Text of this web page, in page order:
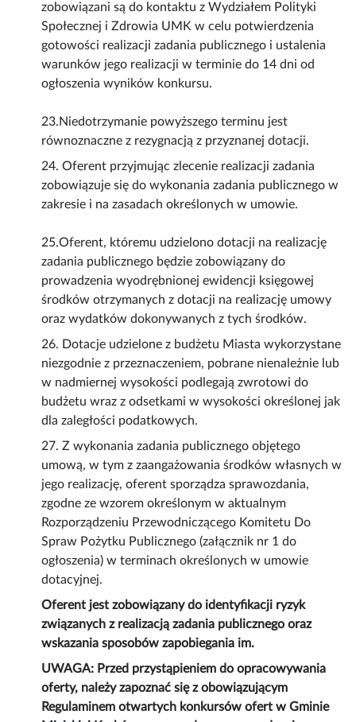
zobowiązani są do kontaktu z Wydziałem Polityki
Społecznej i Zdrowia UMK w celu potwierdzenia
gotowości realizacji zadania publicznego i ustalenia
warunków jego realizacji w terminie do 14 dni od
ogłoszenia wyników konkursu.
23.Niedotrzymanie powyższego terminu jest
równoznaczne z rezygnacją z przyznanej dotacji.
24. Oferent przyjmując zlecenie realizacji zadania
zobowiązuje się do wykonania zadania publicznego w
zakresie i na zasadach określonych w umowie.
25.Oferent, któremu udzielono dotacji na realizację
zadania publicznego będzie zobowiązany do
prowadzenia wyodrębnionej ewidencji księgowej
środków otrzymanych z dotacji na realizację umowy
oraz wydatków dokonywanych z tych środków.
26. Dotacje udzielone z budżetu Miasta wykorzystane
niezgodnie z przeznaczeniem, pobrane nienależnie lub
w nadmiernej wysokości podlegają zwrotowi do
budżetu wraz z odsetkami w wysokości określonej jak
dla zaległości podatkowych.
27. Z wykonania zadania publicznego objętego
umową, w tym z zaangażowania środków własnych w
jego realizację, oferent sporządza sprawozdania,
zgodne ze wzorem określonym w aktualnym
Rozporządzeniu Przewodniczącego Komitetu Do
Spraw Pożytku Publicznego (załącznik nr 1 do
ogłoszenia) w terminach określonych w umowie
dotacyjnej.
Oferent jest zobowiązany do identyfikacji ryzyk
związanych z realizacją zadania publicznego oraz
wskazania sposobów zapobiegania im.
UWAGA: Przed przystąpieniem do opracowywania
oferty, należy zapoznać się z obowiązującym
Regulaminem otwartych konkursów ofert w Gminie